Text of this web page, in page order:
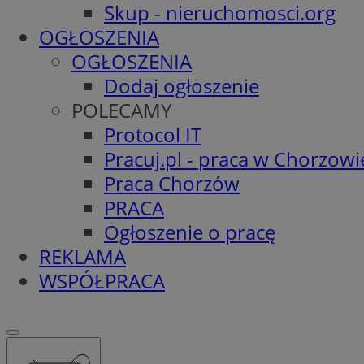
Skup - nieruchomosci.org
OGŁOSZENIA
OGŁOSZENIA
Dodaj ogłoszenie
POLECAMY
Protocol IT
Pracuj.pl - praca w
Praca Chorzów
PRACA
Ogłoszenie o pracę
REKLAMA
WSPÓŁPRACA